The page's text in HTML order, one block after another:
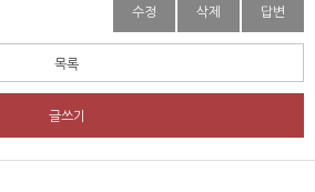
수정 삭제 답변
목록
글쓰기